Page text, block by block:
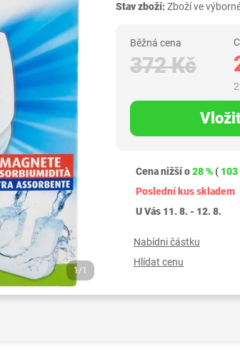
1/1
Stav zboží:Zboží ve
Běžná cena
372 Kč
Cena nižší o28 % ( 103
Poslední kus skladem
U Vás 11. 8. - 12. 8.
Nabídni částku
Hlídat cenu